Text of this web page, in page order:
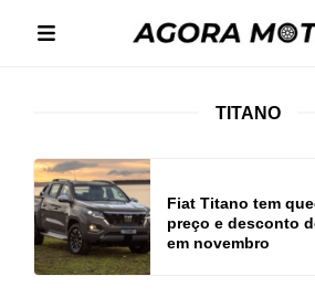
TITANO
Fiat Titano tem
preço e desconto
em novembro